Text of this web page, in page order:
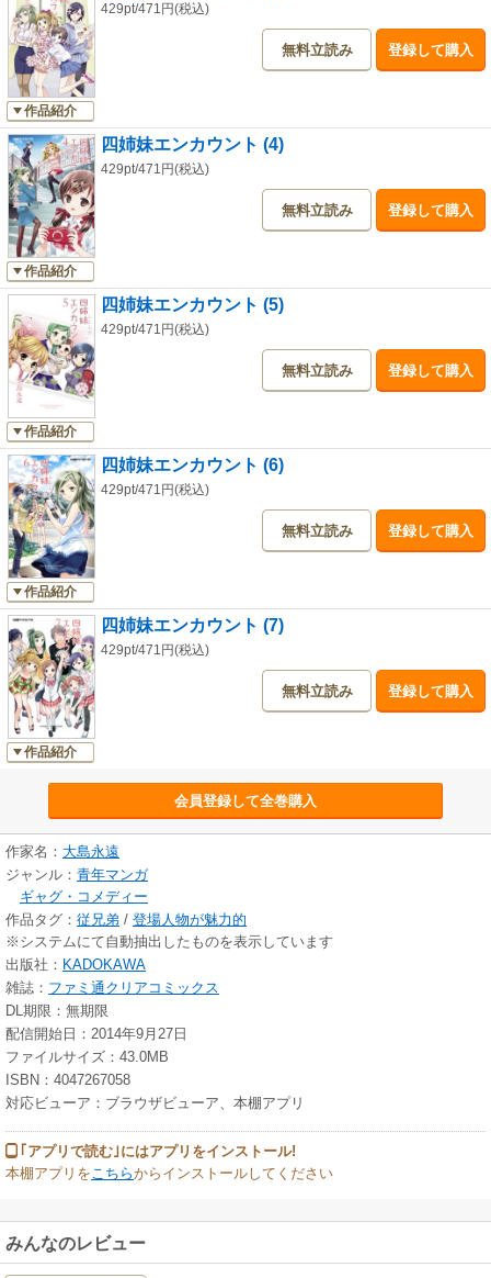
作品紹介
429pt/471円(税込)
無料立読み 登録して購入
作品紹介
四姉妹エンカウント (4)
429pt/471円(税込)
無料立読み 登録して購入
作品紹介
四姉妹エンカウント (5)
429pt/471円(税込)
無料立読み 登録して購入
作品紹介
四姉妹エンカウント (6)
429pt/471円(税込)
無料立読み 登録して購入
作品紹介
四姉妹エンカウント (7)
429pt/471円(税込)
無料立読み 登録して購入
会員登録して全巻購入
作家名： 大島永遠
ジャンル： 青年マンガ
ギャグ・コメディー
作品タグ： 従兄弟 / 登場人物が魅力的
※システムにて自動抽出したものを表示しています
出版社： KADOKAWA
雑誌： ファミ通クリアコミックス
DL期限：無期限
配信開始日：2014年9月27日
ファイルサイズ：43.0MB
ISBN：4047267058
対応ビューア：ブラウザビューア、本棚アプリ
｢アプリで読む｣にはアプリをインストール!
本棚アプリをこちらからインストールしてください
みんなのレビュー